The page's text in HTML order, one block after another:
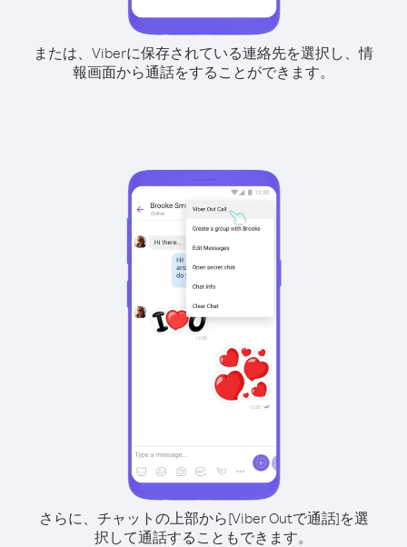
または、Viberに保存されている連絡先を選択し、情
報画面から通話をすることができます。
さらに、チャットの上部から[Viber Outで通話]を選
択して通話することもできます。